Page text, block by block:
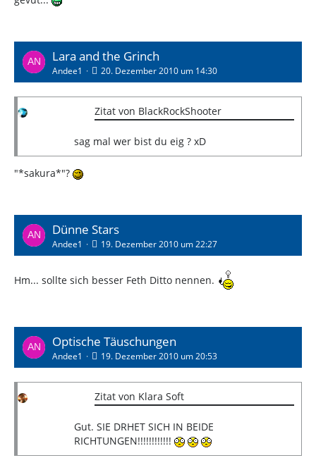
Lara and the Grinch
Andee1 20. Dezember 2010 um 14:30
Zitat von BlackRockShooter
sag mal wer bist du eig ? xD
"*sakura*"?
Dünne Stars
Andee1 19. Dezember 2010 um 22:27
Hm... sollte sich besser Feth Ditto nennen.
Optische Täuschungen
Andee1 19. Dezember 2010 um 20:53
Zitat von Klara Soft
Gut. SIE DRHET SICH IN BEIDE
RICHTUNGEN!!!!!!!!!!!!